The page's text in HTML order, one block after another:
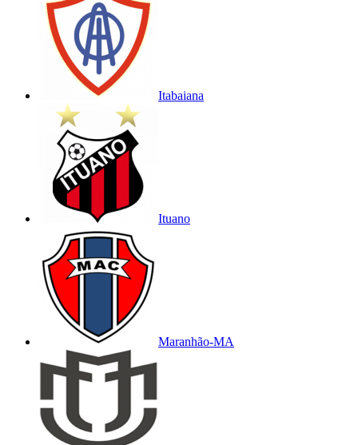
Itabaiana
Ituano
Maranhão-MA